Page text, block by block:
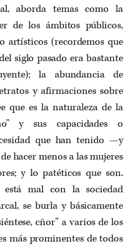
aborda temas como la
de los ámbitos públicos,
artísticos (recordemos que
siglo pasado era bastante
la abundancia de
y afirmaciones sobre
que es la naturaleza de la
y sus capacidades o
que han tenido —y
hacer menos a las mujeres
y lo patéticos que son.
mal con la sociedad
se burla y básicamente
cñor” a varios de los
más prominentes de todos